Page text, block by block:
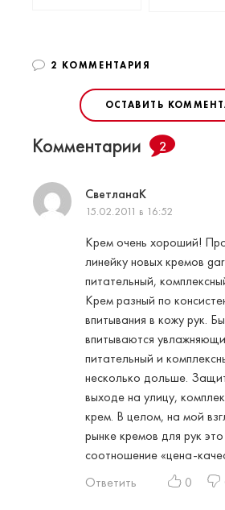
2 КОММЕНТАРИЯ
ОСТАВИТЬ
Комментарии 2
СветланаК
15.02.2011 в 16:52
Крем очень хороший!
линейку новых кремов
питательный,
Крем разный по
впитывания в кожу рук.
впитываются
питательный и
несколько дольше.
выходе на улицу,
крем. В целом, на мой
рынке кремов для рук
соотношение «цена-
Ответить
0